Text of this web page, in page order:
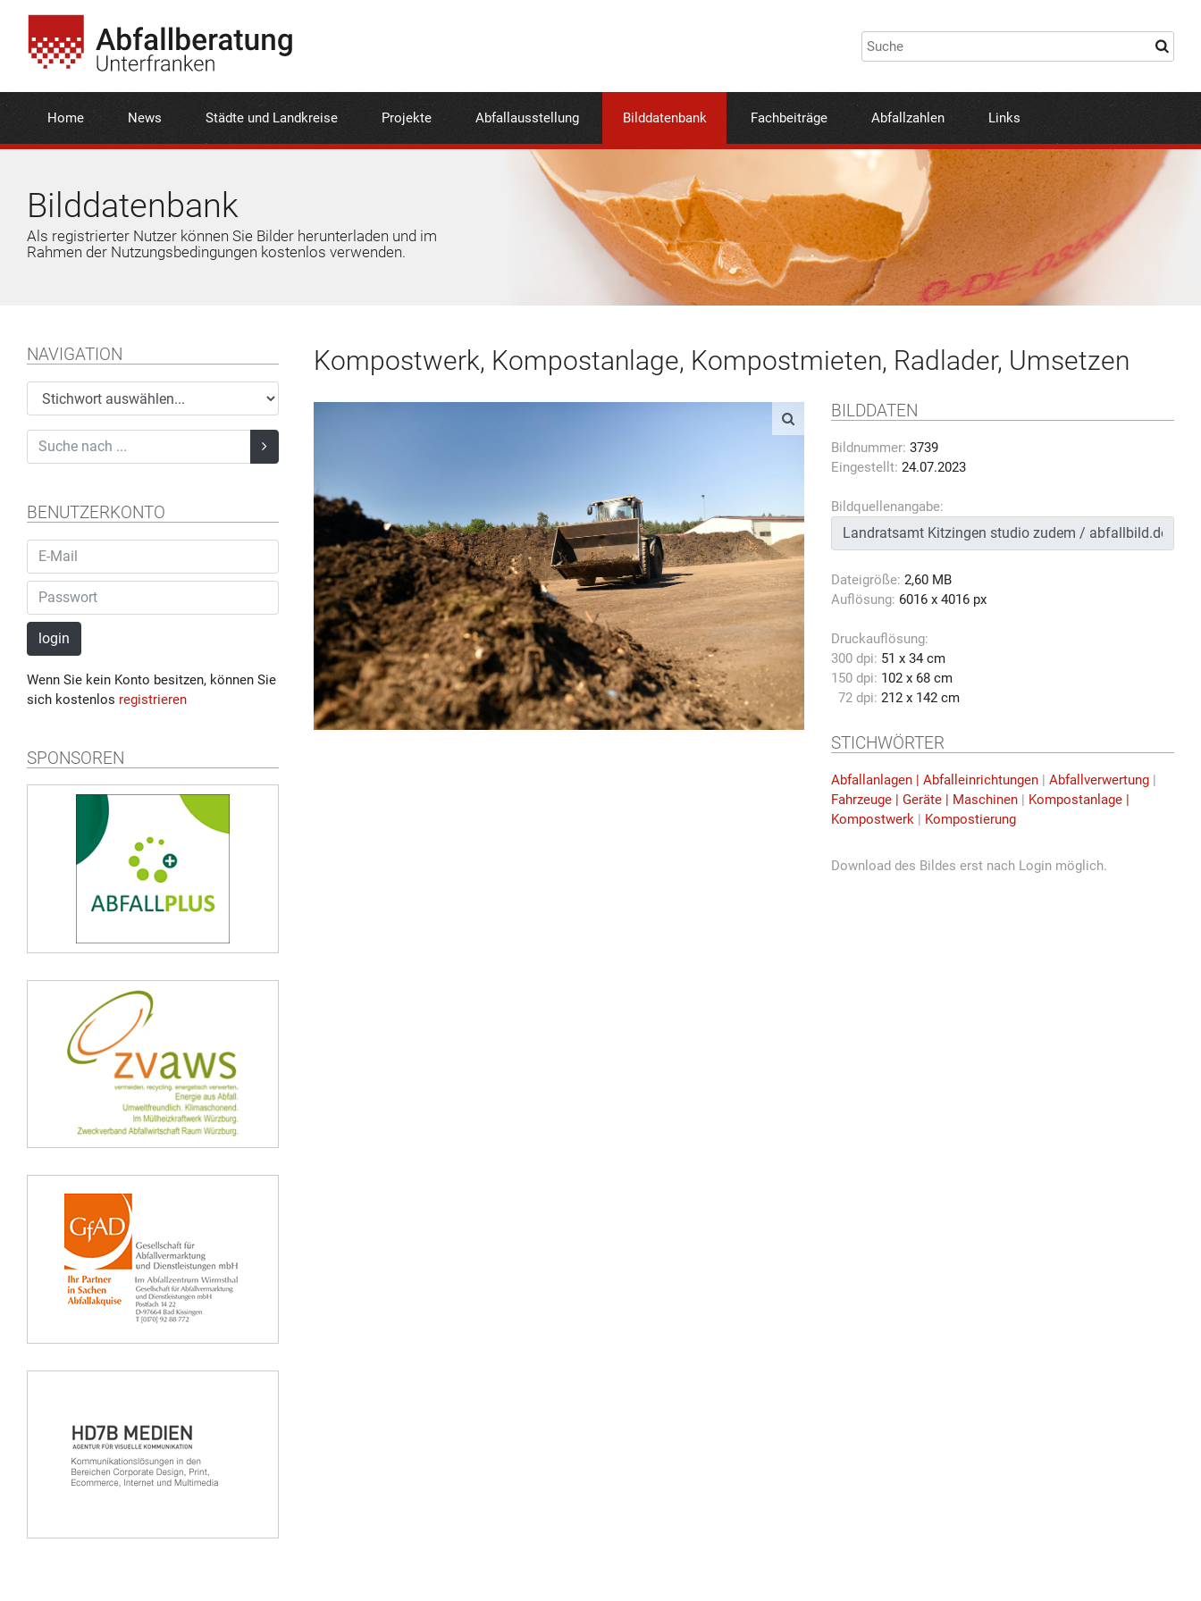
Home News Städte und Landkreise Projekte Abfallausstellung Bilddatenbank Fachbeiträge Abfallzahlen Links
Bilddatenbank
Als registrierter Nutzer können Sie Bilder herunterladen und im
Rahmen der Nutzungsbedingungen kostenlos verwenden.
NAVIGATION
BENUTZERKONTO
login
Wenn Sie kein Konto besitzen, können Sie
sich kostenlos registrieren
SPONSOREN
Kompostwerk, Kompostanlage, Kompostmieten, Radlader, Umsetzen
BILDDATEN
Bildnummer: 3739
Eingestellt: 24.07.2023
Bildquellenangabe:
Dateigröße: 2,60 MB
Auflösung: 6016 x 4016 px
Druckauflösung:
300 dpi: 51 x 34 cm
150 dpi: 102 x 68 cm
72 dpi: 212 x 142 cm
STICHWÖRTER
Abfallanlagen | Abfalleinrichtungen |Abfallverwertung |
Fahrzeuge | Geräte | Maschinen | Kompostanlage |
Kompostwerk | Kompostierung
Download des Bildes erst nach Login möglich.